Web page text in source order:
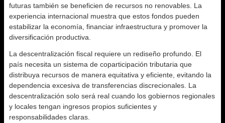
futuras también se beneficien de recursos no renovables. La
experiencia internacional muestra que estos fondos pueden
estabilizar la economía, financiar infraestructura y promover la
diversificación productiva.
La descentralización fiscal requiere un rediseño profundo. El
país necesita un sistema de coparticipación tributaria que
distribuya recursos de manera equitativa y eficiente, evitando la
dependencia excesiva de transferencias discrecionales. La
descentralización solo será real cuando los gobiernos regionales
y locales tengan ingresos propios suficientes y
responsabilidades claras.